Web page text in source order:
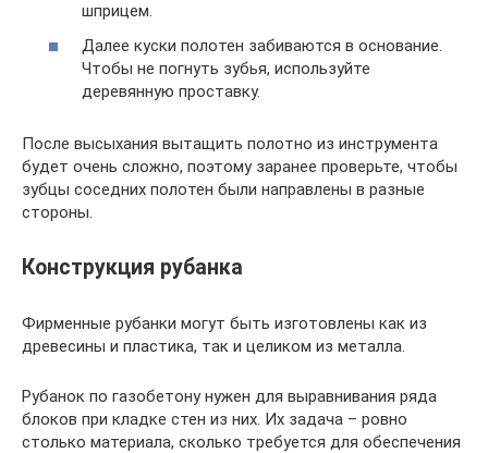
шприцем.
Далее куски полотен забиваются в основание.
Чтобы не погнуть зубья, используйте
деревянную проставку.
После высыхания вытащить полотно из инструмента
будет очень сложно, поэтому заранее проверьте, чтобы
зубцы соседних полотен были направлены в разные
стороны.
Конструкция рубанка
Фирменные рубанки могут быть изготовлены как из
древесины и пластика, так и целиком из металла.
Рубанок по газобетону нужен для выравнивания ряда
блоков при кладке стен из них. Их задача – ровно
столько материала, сколько требуется для обеспечения